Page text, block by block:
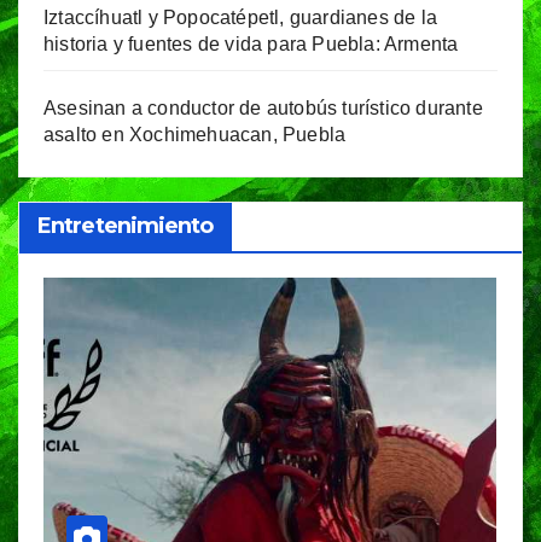
Iztaccíhuatl y Popocatépetl, guardianes de la
historia y fuentes de vida para Puebla: Armenta
Asesinan a conductor de autobús turístico durante
asalto en Xochimehuacan, Puebla
Entretenimiento